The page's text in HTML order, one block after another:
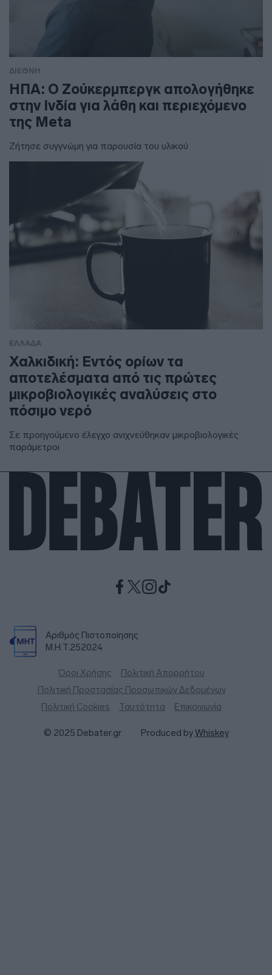
ΔΙΕΘΝΗ
ΗΠΑ: Ο Ζούκερμπεργκ απολογήθηκε
στην Ινδία για λάθη και περιεχόμενο
της Meta
Ζήτησε συγγνώμη για παρουσία του υλικού
ΕΛΛΑΔΑ
Χαλκιδική: Εντός ορίων τα
αποτελέσματα από τις πρώτες
μικροβιολογικές αναλύσεις στο
πόσιμο νερό
Σε προηγούμενο έλεγχο ανιχνεύθηκαν μικροβιολογικές
παράμετροι
Αριθμός Πιστοποίησης
Μ.Η.Τ.252024
Όροι Χρήσης
Πολιτική Απορρήτου
Πολιτική Προστασίας Προσωπικών Δεδομένων
Πολιτική Cookies
Ταυτότητα Επικοινωνία
© 2025 Debater.gr Produced byWhiskey